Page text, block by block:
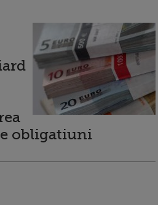
obligatiuni